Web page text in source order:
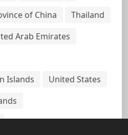
of China
Thailand
Arab Emirates
Islands
United States